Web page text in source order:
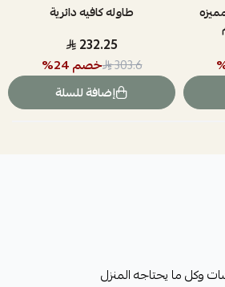
طاوله كافيه دائرية
232.25
303.6 خصم24
%
إضافة للسلة
وكل ما يحتاجه المنزل